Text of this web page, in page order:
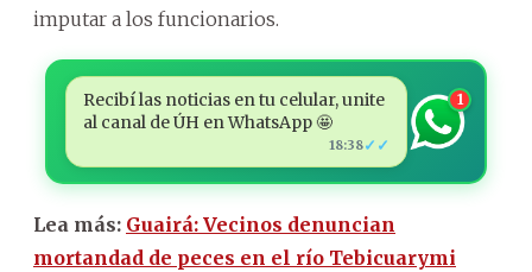
imputar a los funcionarios.
Recibí las noticias en tu celular, unite
al canal de ÚH en WhatsApp 🤩
18:38✓✓
1
Lea más: Guairá: Vecinos denuncian
mortandad de peces en el río Tebicuarymi